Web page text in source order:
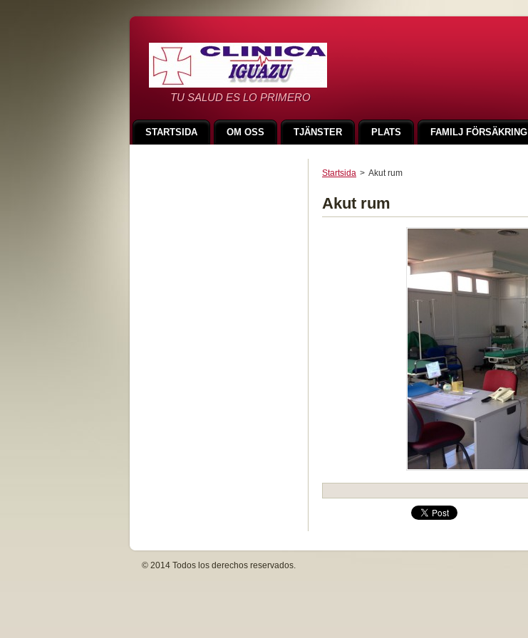
TU SALUD ES LO PRIMERO
Startsida > Akut rum
Akut rum
STARTSIDA OM OSS TJÄNSTER PLATS FAMILJ FÖRSÄKRING
© 2014 Todos los derechos reservados.